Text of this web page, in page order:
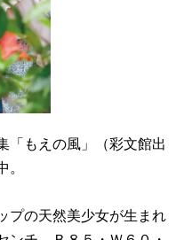
もえの風」（彩文館出
プの天然美少女が生まれ